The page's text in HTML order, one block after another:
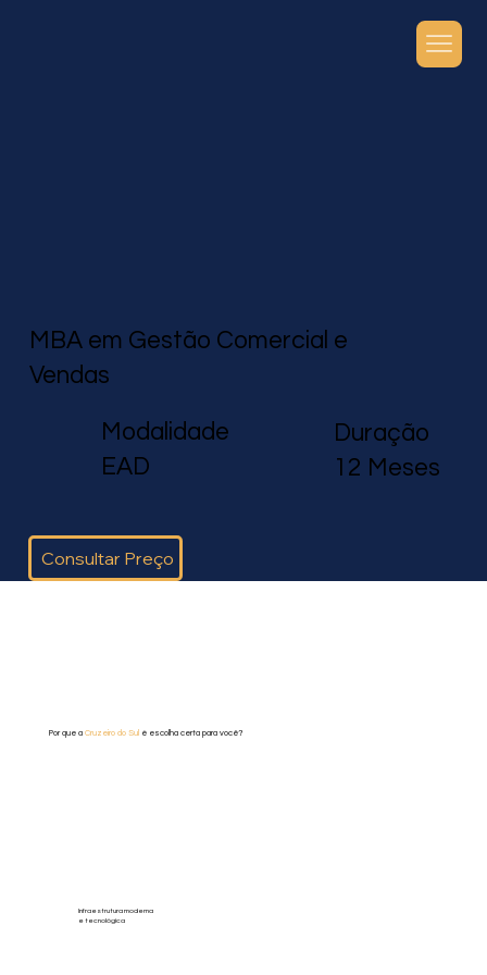
MBA em Gestão Comercial e
Vendas
Modalidade
EAD
Duração
12 Meses
Consultar Preço
Por que aCruzeiro do Sul é escolha certa para você?
Infraestrutura moderna
e tecnológica